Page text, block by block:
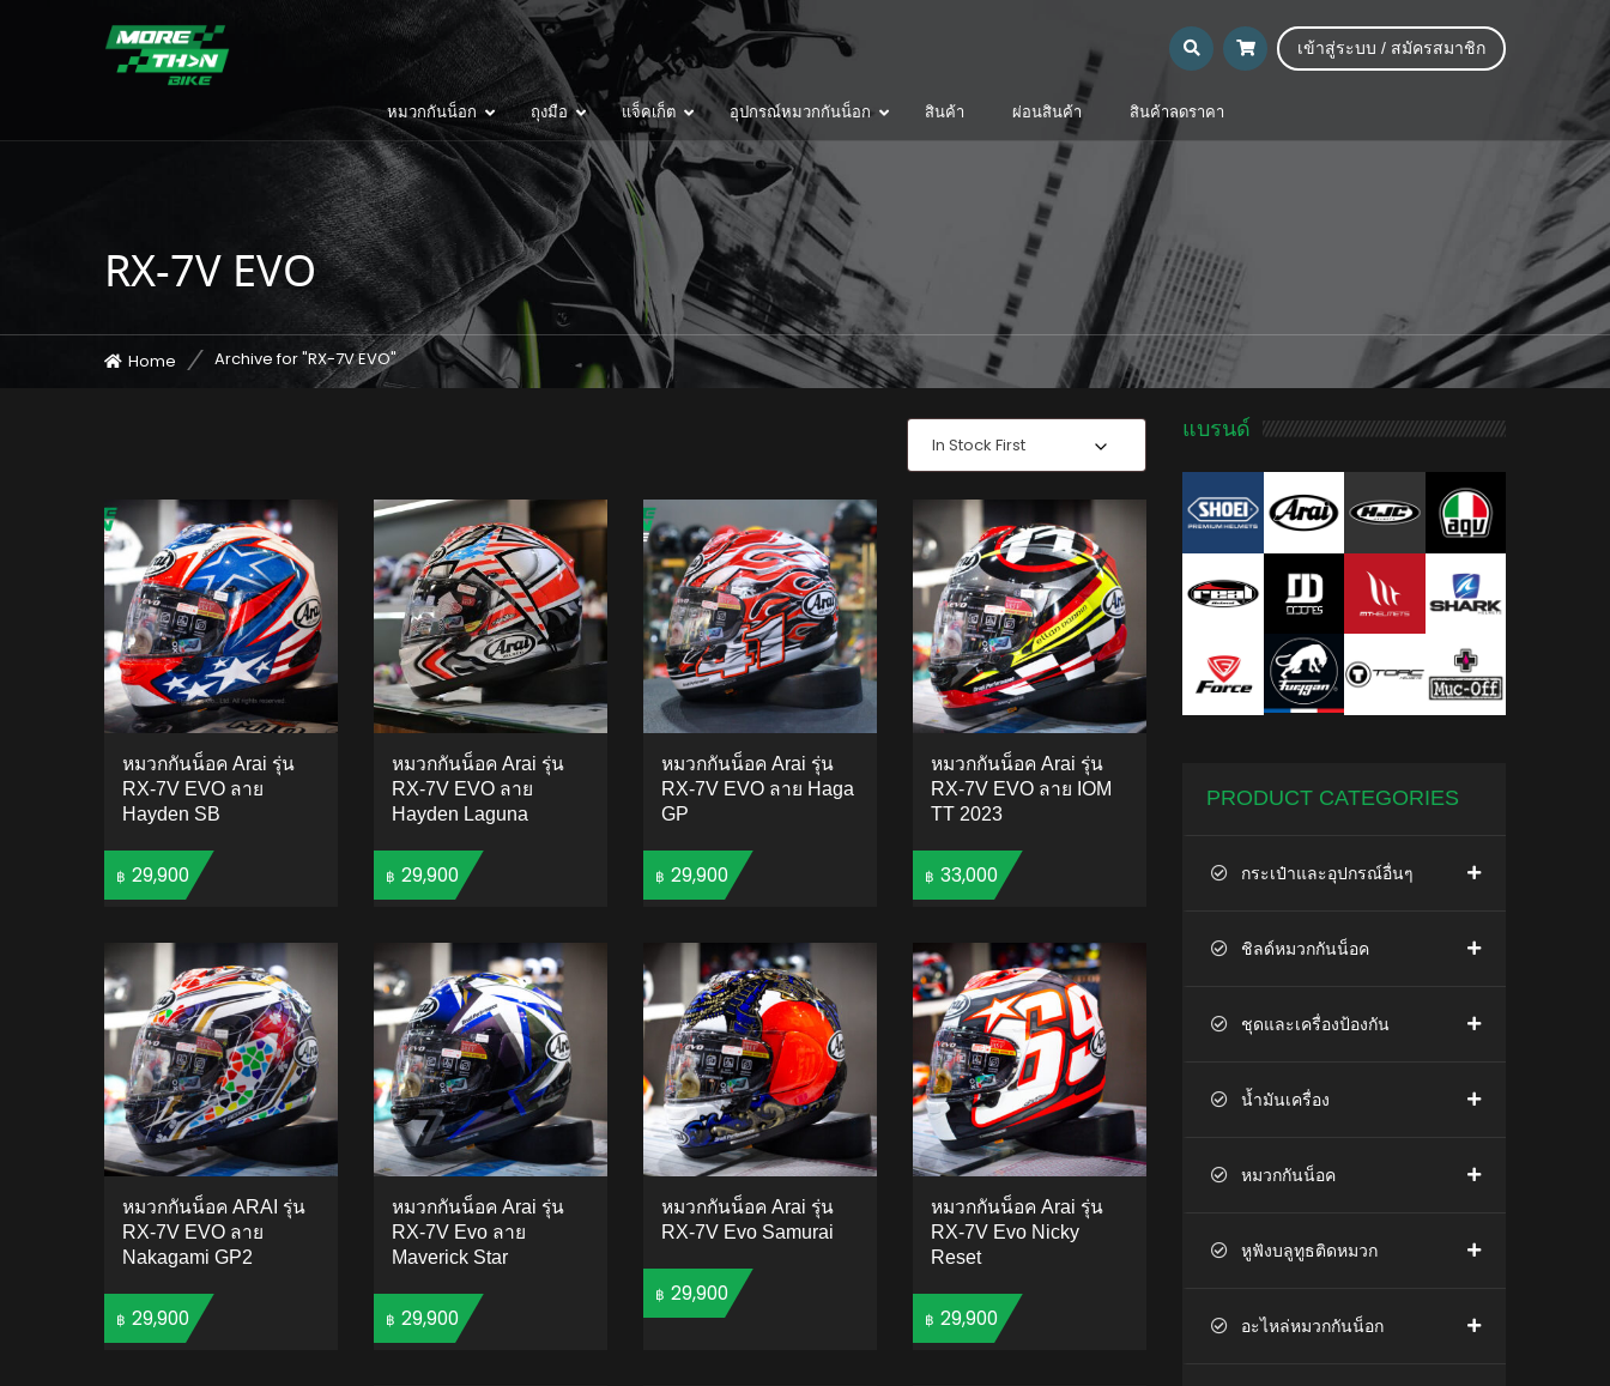
เข้าสู่ระบบ / สมัครสมาชิก
หมวกกันน็อก ถุงมือ แจ็คเก็ต อุปกรณ์หมวกกันน็อก สินค้า ผ่อนสินค้า สินค้าลดราคา
RX-7V EVO
Home Archive for "RX-7V EVO"
In Stock First
หมวกกันน็อค Arai รุ่น
RX-7V EVO ลาย
Hayden SB
฿ 29,900
หมวกกันน็อค Arai รุ่น
RX-7V EVO ลาย
Hayden Laguna
฿ 29,900
หมวกกันน็อค Arai รุ่น
RX-7V EVO ลาย Haga
GP
฿ 29,900
out of
based on
customer
ratings
ADD TO CART
หมวกกันน็อค Arai รุ่น
RX-7V EVO ลาย IOM
TT 2023
฿ 33,000
หมวกกันน็อค ARAI รุ่น
RX-7V EVO ลาย
Nakagami GP2
฿ 29,900
หมวกกันน็อค Arai รุ่น
RX-7V Evo ลาย
Maverick Star
฿ 29,900
หมวกกันน็อค Arai รุ่น
RX-7V Evo Samurai
฿ 29,900
หมวกกันน็อค Arai รุ่น
RX-7V Evo Nicky
Reset
฿ 29,900
แบรนด์
PRODUCT CATEGORIES
กระเป๋าและอุปกรณ์อื่นๆ
ชิลด์หมวกกันน็อค
ชุดและเครื่องป้องกัน
น้ำมันเครื่อง
หมวกกันน็อค
หูฟังบลูทูธติดหมวก
อะไหล่หมวกกันน็อก